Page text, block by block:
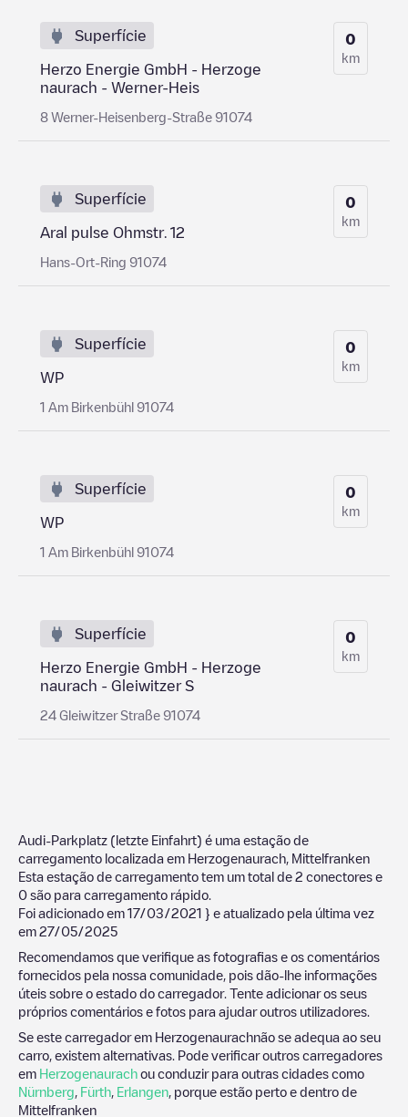
Superfície
Herzo Energie GmbH - Herzoge
naurach - Werner-Heis
8 Werner-Heisenberg-Straße 91074
0
km
Superfície
Aral pulse Ohmstr. 12
Hans-Ort-Ring 91074
0
km
Superfície
WP
1 Am Birkenbühl 91074
0
km
Superfície
WP
1 Am Birkenbühl 91074
0
km
Superfície
Herzo Energie GmbH - Herzoge
naurach - Gleiwitzer S
24 Gleiwitzer Straße 91074
0
km
Audi-Parkplatz (letzte Einfahrt) é uma estação de
carregamento localizada em Herzogenaurach Mittelfranken
Esta estação de carregamento tem um total de 2 conectores e
0 são para carregamento rápido.
Foi adicionado em 17/03/2021 } e atualizado pela última vez
em 27/05/2025
Recomendamos que verifique as fotografias e os comentários
fornecidos pela nossa comunidade, pois dão-lhe informações
úteis sobre o estado do carregador. Tente adicionar os seus
próprios comentários e fotos para ajudar outros utilizadores.
Se este carregador em Herzogenaurachnão se adequa ao seu
carro, existem alternativas. Pode verificar outros carregadores
em Herzogenaurach ou conduzir para outras cidades como
Nürnberg Fürth Erlangen , porque estão perto e dentro de
Mittelfranken